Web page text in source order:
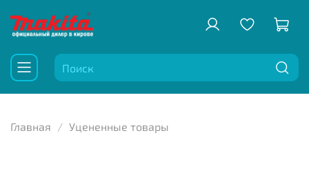
Главная Уцененные товары